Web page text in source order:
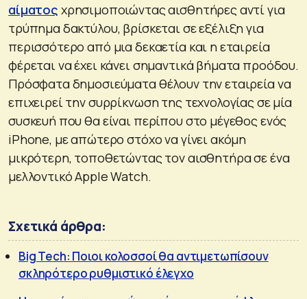
αίματος χρησιμοποιώντας αισθητήρες αντί για
τρύπημα δακτύλου, βρίσκεται σε εξέλιξη για
περισσότερο από μια δεκαετία και η εταιρεία
φέρεται να έχει κάνει σημαντικά βήματα προόδου.
Πρόσφατα δημοσιεύματα θέλουν την εταιρεία να
επιχειρεί την συρρίκνωση της τεχνολογίας σε μία
συσκευή που θα είναι περίπου στο μέγεθος ενός
iPhone, με απώτερο στόχο να γίνει ακόμη
μικρότερη, τοποθετώντας τον αισθητήρα σε ένα
μελλοντικό Apple Watch.
Σχετικά άρθρα:
Big Tech: Ποιοι κολοσσοί θα αντιμετωπίσουν
σκληρότερο ρυθμιστικό έλεγχο